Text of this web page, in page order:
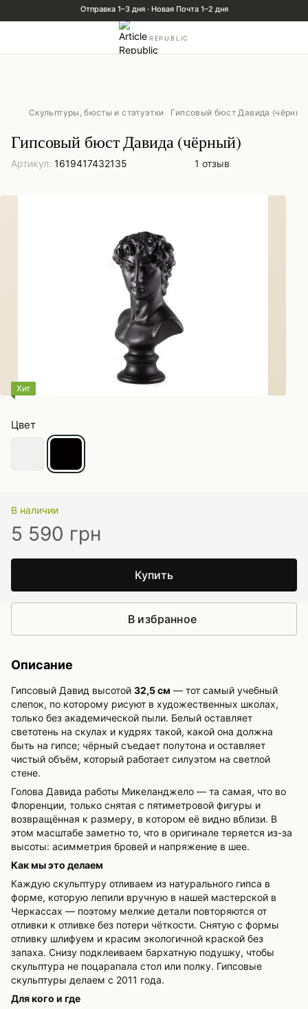
REPUBLIC
Скульптуры, бюсты и статуэтки Гипсовый бюст Давида
Гипсовый бюст Давида (чёрный)
Артикул: 1619417432135 1 отзыв
Хит
Цвет
В наличии
5 590 грн
Купить
В избранное
Описание
Гипсовый Давид высотой 32,5 см — тот самый учебный
слепок, по которому рисуют в художественных школах,
только без академической пыли. Белый оставляет
светотень на скулах и кудрях такой, какой она должна
быть на гипсе; чёрный съедает полутона и оставляет
чистый объём, который работает силуэтом на светлой
стене.
Голова Давида работы Микеланджело — та самая, что во
Флоренции, только снятая с пятиметровой фигуры и
возвращённая к размеру, в котором её видно вблизи. В
этом масштабе заметно то, что в оригинале теряется из-за
высоты: асимметрия бровей и напряжение в шее.
Как мы это делаем
Каждую скульптуру отливаем из натурального гипса в
форме, которую лепили вручную в нашей мастерской в
Черкассах — поэтому мелкие детали повторяются от
отливки к отливке без потери чёткости. Снятую с формы
отливку шлифуем и красим экологичной краской без
запаха. Снизу подклеиваем бархатную подушку, чтобы
скульптура не поцарапала стол или полку. Гипсовые
скульптуры делаем с 2011 года.
Для кого и где